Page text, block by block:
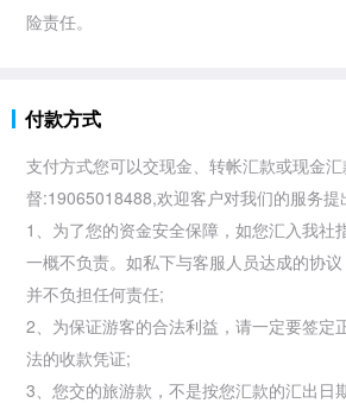
险责任。
付款方式
支付方式您可以交现金、转帐汇款或现金
督:19065018488,欢迎客户对我们的服务提
1、为了您的资金安全保障，如您汇入我社
一概不负责。如私下与客服人员达成的协
并不负担任何责任;
2、为保证游客的合法利益，请一定要签定
法的收款凭证;
3、您交的旅游款，不是按您汇款的汇出日